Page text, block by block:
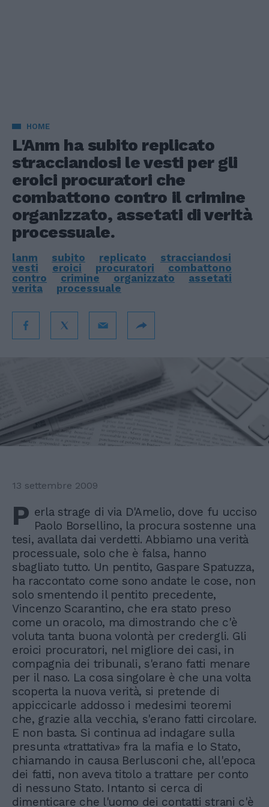
HOME
L'Anm ha subito replicato
stracciandosi le vesti per gli
eroici procuratori che
combattono contro il crimine
organizzato, assetati di verità
processuale.
lanm subito replicato
stracciandosi
vesti
eroici procuratori
combattono
contro
crimine organizzato
assetati
verita
processuale
13 settembre 2009
P erla strage di via D'Amelio, dove fu ucciso
Paolo Borsellino, la procura sostenne una
tesi, avallata dai verdetti. Abbiamo una verità
processuale, solo che è falsa, hanno
sbagliato tutto. Un pentito, Gaspare Spatuzza,
ha raccontato come sono andate le cose, non
solo smentendo il pentito precedente,
Vincenzo Scarantino, che era stato preso
come un oracolo, ma dimostrando che c'è
voluta tanta buona volontà per credergli. Gli
eroici procuratori, nel migliore dei casi, in
compagnia dei tribunali, s'erano fatti menare
per il naso. La cosa singolare è che una volta
scoperta la nuova verità, si pretende di
appiccicarle addosso i medesimi teoremi
che, grazie alla vecchia, s'erano fatti circolare.
E non basta. Si continua ad indagare sulla
presunta «trattativa» fra la mafia e lo Stato,
chiamando in causa Berlusconi che, all'epoca
dei fatti, non aveva titolo a trattare per conto
di nessuno Stato. Intanto si cerca di
dimenticare che l'uomo dei contatti strani c'è